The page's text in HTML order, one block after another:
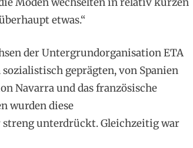
etwas.“
der Untergrundorganisation ETA
geprägten, von Spanien
Navarra und das französische
wurden diese
unterdrückt. Gleichzeitig war